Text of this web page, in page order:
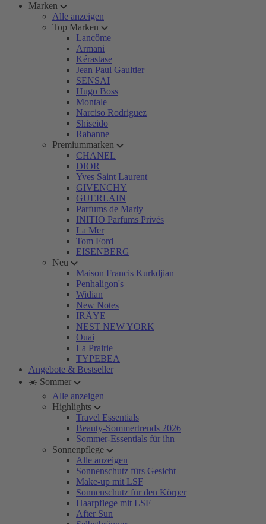
Marken
Alle anzeigen
Top Marken
Lancôme
Armani
Kérastase
Jean Paul Gaultier
SENSAI
Hugo Boss
Montale
Narciso Rodriguez
Shiseido
Rabanne
Premiummarken
CHANEL
DIOR
Yves Saint Laurent
GIVENCHY
GUERLAIN
Parfums de Marly
INITIO Parfums Privés
La Mer
Tom Ford
EISENBERG
Neu
Maison Francis Kurkdjian
Penhaligon's
Widian
New Notes
IRÄYE
NEST NEW YORK
Ouai
La Prairie
TYPEBEA
Angebote & Bestseller
☀️ Sommer
Alle anzeigen
Highlights
Travel Essentials
Beauty-Sommertrends 2026
Sommer-Essentials für ihn
Sonnenpflege
Alle anzeigen
Sonnenschutz fürs Gesicht
Make-up mit LSF
Sonnenschutz für den Körper
Haarpflege mit LSF
After Sun